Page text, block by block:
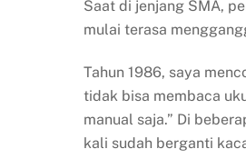
Saat di jenjang SMA,
mulai terasa
Tahun 1986, saya
tidak bisa membaca
manual saja.” Di
kali sudah berganti